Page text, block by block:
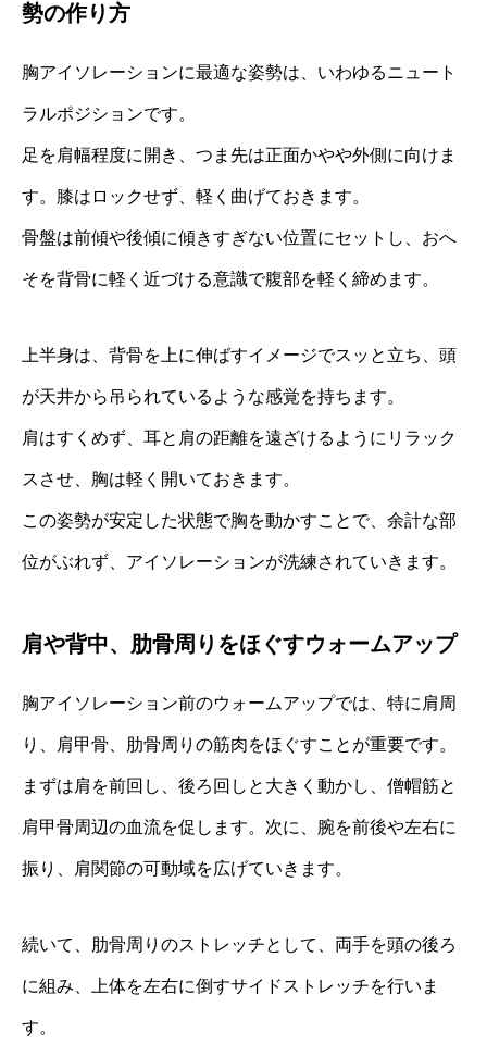
勢の作り方
胸アイソレーションに最適な姿勢は、いわゆるニュート
ラルポジションです。
足を肩幅程度に開き、つま先は正面かやや外側に向けま
す。膝はロックせず、軽く曲げておきます。
骨盤は前傾や後傾に傾きすぎない位置にセットし、おへ
そを背骨に軽く近づける意識で腹部を軽く締めます。
上半身は、背骨を上に伸ばすイメージでスッと立ち、頭
が天井から吊られているような感覚を持ちます。
肩はすくめず、耳と肩の距離を遠ざけるようにリラック
スさせ、胸は軽く開いておきます。
この姿勢が安定した状態で胸を動かすことで、余計な部
位がぶれず、アイソレーションが洗練されていきます。
肩や背中、肋骨周りをほぐすウォームアップ
胸アイソレーション前のウォームアップでは、特に肩周
り、肩甲骨、肋骨周りの筋肉をほぐすことが重要です。
まずは肩を前回し、後ろ回しと大きく動かし、僧帽筋と
肩甲骨周辺の血流を促します。次に、腕を前後や左右に
振り、肩関節の可動域を広げていきます。
続いて、肋骨周りのストレッチとして、両手を頭の後ろ
に組み、上体を左右に倒すサイドストレッチを行いま
す。